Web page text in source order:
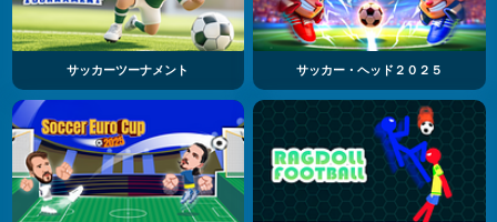
サッカーツーナメント サッカー・ヘッド２０２５